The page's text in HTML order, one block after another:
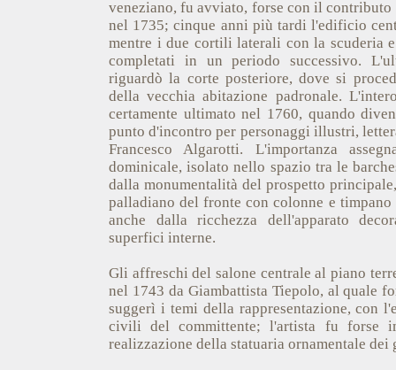
veneziano, fu avviato, forse con il
nel 1735; cinque anni più tardi l'edificio
mentre i due cortili laterali con la scuderia
completati in un periodo successivo.
riguardò la corte posteriore, dove si
della vecchia abitazione padronale.
certamente ultimato nel 1760, quando
punto d'incontro per personaggi illustri,
Francesco Algarotti. L'importanza
dominicale, isolato nello spazio tra le
dalla monumentalità del prospetto
palladiano del fronte con colonne e
anche dalla ricchezza dell'apparato
superfici interne.
Gli affreschi del salone centrale al piano
nel 1743 da Giambattista Tiepolo, al quale
suggerì i temi della rappresentazione, con
civili del committente; l'artista fu forse
realizzazione della statuaria ornamentale dei